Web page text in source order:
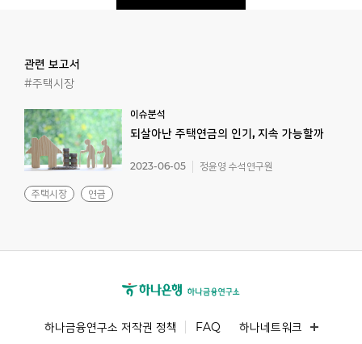
관련 보고서
#주택시장
이슈분석
되살아난 주택연금의 인기, 지속 가능할까
주택시장 연금
2023-06-05 정윤영 수석연구원
하나금융연구소 저작권 정책 FAQ 하나네트워크